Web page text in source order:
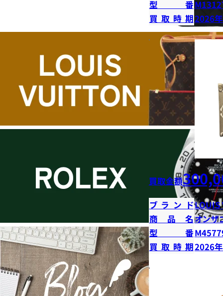
型番
買取時期2026
買取金額
ブランドLOUIS
商品名オンザ
型番
買取時期2026